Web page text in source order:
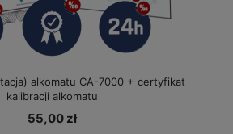
alkomatu CA-7000 + certyfikat
kalibracji alkomatu
55,00 zł